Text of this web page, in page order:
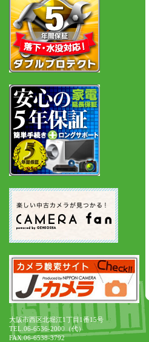
大阪市西区北堀江1丁目1番15号
TEL.06-6536-2000（代）
FAX.06-6538-3792